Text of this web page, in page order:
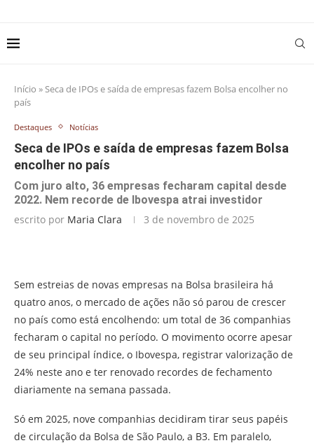
Início »Seca de IPOs e saída de empresas fazem Bolsa encolher no
país
Destaques Notícias
Seca de IPOs e saída de empresas fazem Bolsa
encolher no país
Com juro alto, 36 empresas fecharam capital desde
2022. Nem recorde de Ibovespa atrai investidor
escrito por Maria Clara 3 de novembro de 2025
Sem estreias de novas empresas na Bolsa brasileira há
quatro anos, o mercado de ações não só parou de crescer
no país como está encolhendo: um total de 36 companhias
fecharam o capital no período. O movimento ocorre apesar
de seu principal índice, o Ibovespa, registrar valorização de
24% neste ano e ter renovado recordes de fechamento
diariamente na semana passada.
Só em 2025, nove companhias decidiram tirar seus papéis
de circulação da Bolsa de São Paulo, a B3. Em paralelo,